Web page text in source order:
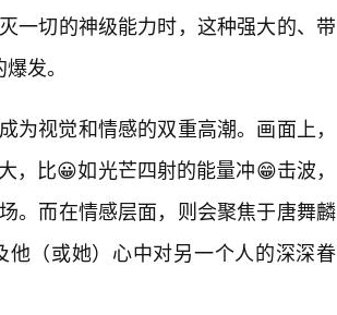
一切的神级能力时，这种强大的、带
发。
视觉和情感的双重高潮。画面上，
比😀如光芒四射的能量冲😁击波，
。而在情感层面，则会聚焦于唐舞麟
他（或她）心中对另一个人的深深眷